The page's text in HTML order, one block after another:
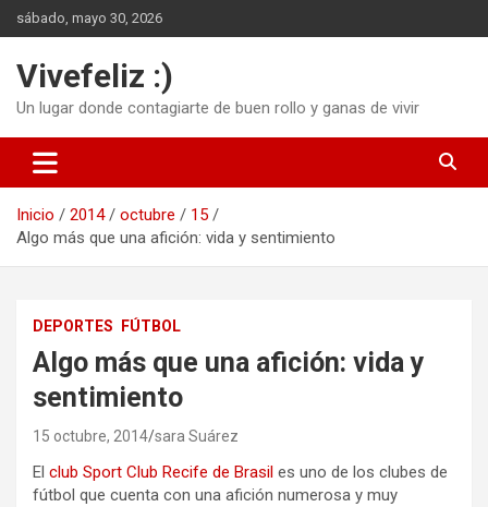
Saltar
al
sábado, mayo 30, 2026
Vivefeliz :)
Un lugar donde contagiarte de buen rollo y ganas de vivir
Inicio 2014 octubre
15
Algo más que una afición: vida y sentimiento
DEPORTES FÚTBOL
Algo más que una afición: vida y
sentimiento
15 octubre, 2014 sara Suárez
El club Sport Club Recife de Brasil es uno de los clubes de
fútbol que cuenta con una afición numerosa y muy